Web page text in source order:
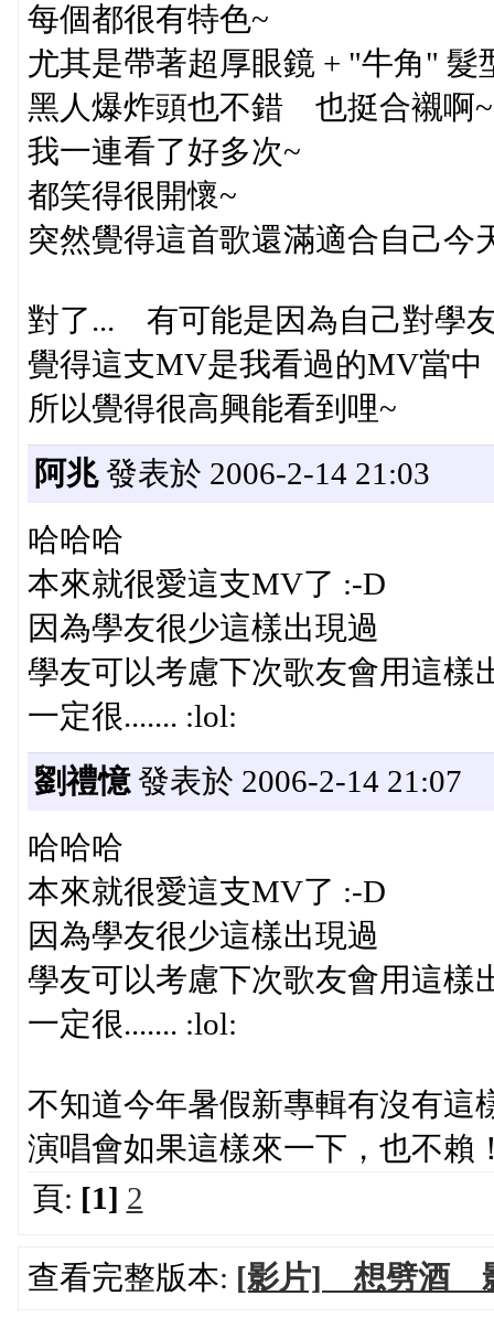
每個都很有特色~
尤其是帶著超厚眼鏡 + "牛角" 髮
黑人爆炸頭也不錯 也挺合襯
我一連看了好多次~
都笑得很開懷~
突然覺得這首歌還滿適合自己今
對了... 有可能是因為自己對學
覺得這支MV是我看過的MV當
所以覺得很高興能看到哩~
阿兆發表於 2006-2-14 21:03
哈哈哈
本來就很愛這支MV了 :-D
因為學友很少這樣出現過
學友可以考慮下次歌友會用這樣
一定很....... :lol:
劉禮憶發表於 2006-2-14 21:07
哈哈哈
本來就很愛這支MV了 :-D
因為學友很少這樣出現過
學友可以考慮下次歌友會用這樣
一定很....... :lol:
不知道今年暑假新專輯有沒有這
演唱會如果這樣來一下，也不賴
頁: [1] 2
查看完整版本: [影片] 想劈酒